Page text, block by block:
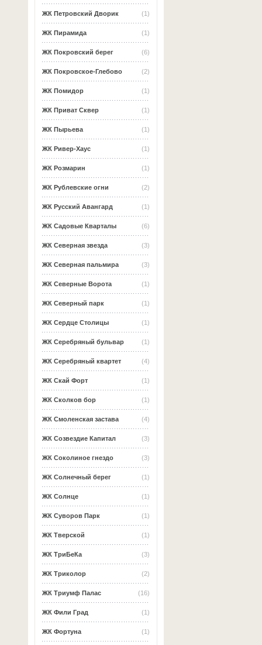
(1)
ЖК Петровский Дворик
(1)
ЖК Пирамида
(6)
ЖК Покровский берег
(2)
ЖК Покровское-Глебово
(1)
ЖК Помидор
(1)
ЖК Приват Сквер
(1)
ЖК Пырьева
(1)
ЖК Ривер-Хаус
(1)
ЖК Розмарин
(2)
ЖК Рублевские огни
(1)
ЖК Русский Авангард
(6)
ЖК Садовые Кварталы
(3)
ЖК Северная звезда
(3)
ЖК Северная пальмира
(1)
ЖК Северные Ворота
(1)
ЖК Северный парк
(1)
ЖК Сердце Столицы
(1)
ЖК Серебряный бульвар
(4)
ЖК Серебряный квартет
(1)
ЖК Скай Форт
(1)
ЖК Сколков бор
(4)
ЖК Смоленская застава
(3)
ЖК Созвездие Капитал
(3)
ЖК Соколиное гнездо
(1)
ЖК Солнечный берег
(1)
ЖК Солнце
(1)
ЖК Суворов Парк
(1)
ЖК Тверской
(3)
ЖК ТриБеКа
(2)
ЖК Триколор
(16)
ЖК Триумф Палас
(1)
ЖК Фили Град
(1)
ЖК Фортуна